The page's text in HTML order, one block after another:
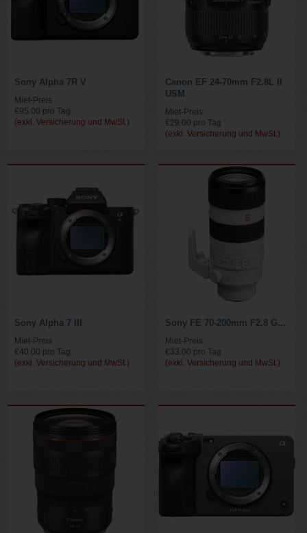
Sony Alpha 7R V
Miet-Preis
€95.00 pro Tag
(exkl. Versicherung und MwSt.)
Canon EF 24-70mm F2.8L II
USM
Miet-Preis
€29.00 pro Tag
(exkl. Versicherung und MwSt.)
Sony Alpha 7 III
Miet-Preis
€40.00 pro Tag
(exkl. Versicherung und MwSt.)
Sony FE 70-200mm F2.8 G...
Miet-Preis
€33.00 pro Tag
(exkl. Versicherung und MwSt.)